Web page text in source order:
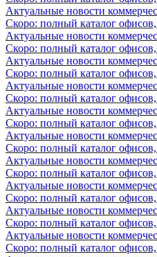
Актуальные новости
Скоро: полный каталог
Актуальные новости
Скоро: полный каталог
Актуальные новости
Скоро: полный каталог
Актуальные новости
Скоро: полный каталог
Актуальные новости
Скоро: полный каталог
Актуальные новости
Скоро: полный каталог
Актуальные новости
Скоро: полный каталог
Актуальные новости
Скоро: полный каталог
Актуальные новости
Скоро: полный каталог
Актуальные новости
Скоро: полный каталог